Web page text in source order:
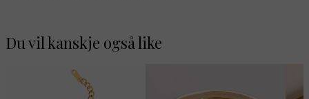
Du vil kanskje også like